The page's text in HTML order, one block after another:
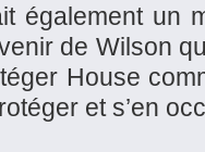
également un
de Wilson
House
et s’en